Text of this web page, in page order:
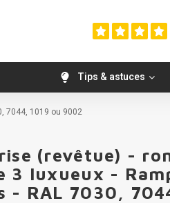
Tips & astuces
7044, 1019 ou 9002
(revêtue) -
3 luxueux -
- RAL 7030,